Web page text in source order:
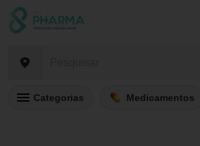
Categorias Medicamentos